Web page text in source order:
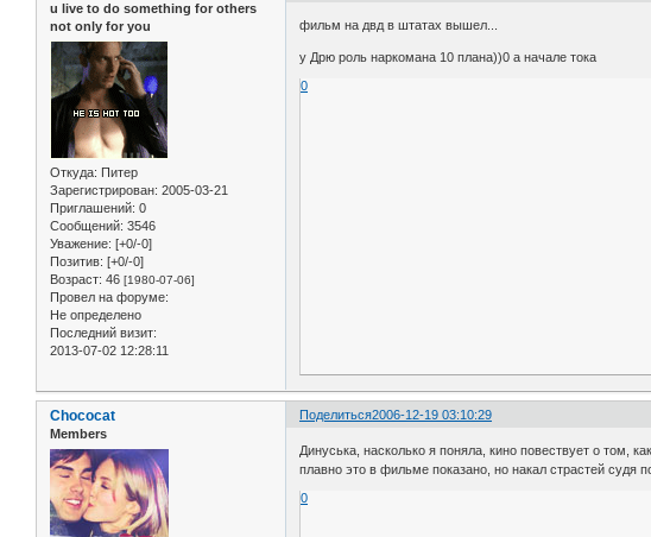
u live to do something for others
not only for you
Откуда: Питер
Зарегистрирован: 2005-03-21
Приглашений: 0
Сообщений: 3546
Уважение: [+0/-0]
Позитив: [+0/-0]
Возраст: 46 [1980-07-06]
Провел на форуме:
Не определено
Последний визит:
2013-07-02 12:28:11
фильм на двд в штатах вышел...
у Дрю роль наркомана 10 плана))0 а начале тока
0
Поделиться2006-12-19 03:10:29
Chococat
Members
Динуська, насколько я поняла, кино повествует о том,
плавно это в фильме показано, но накал страстей судя
0